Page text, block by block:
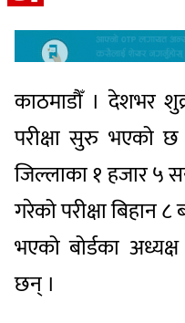
काठमाडौँ । देशभर
परीक्षा सुरु भएको छ ।
जिल्लाका १ हजार ५
गरेको परीक्षा बिहान
भएको बोर्डका
छन् ।